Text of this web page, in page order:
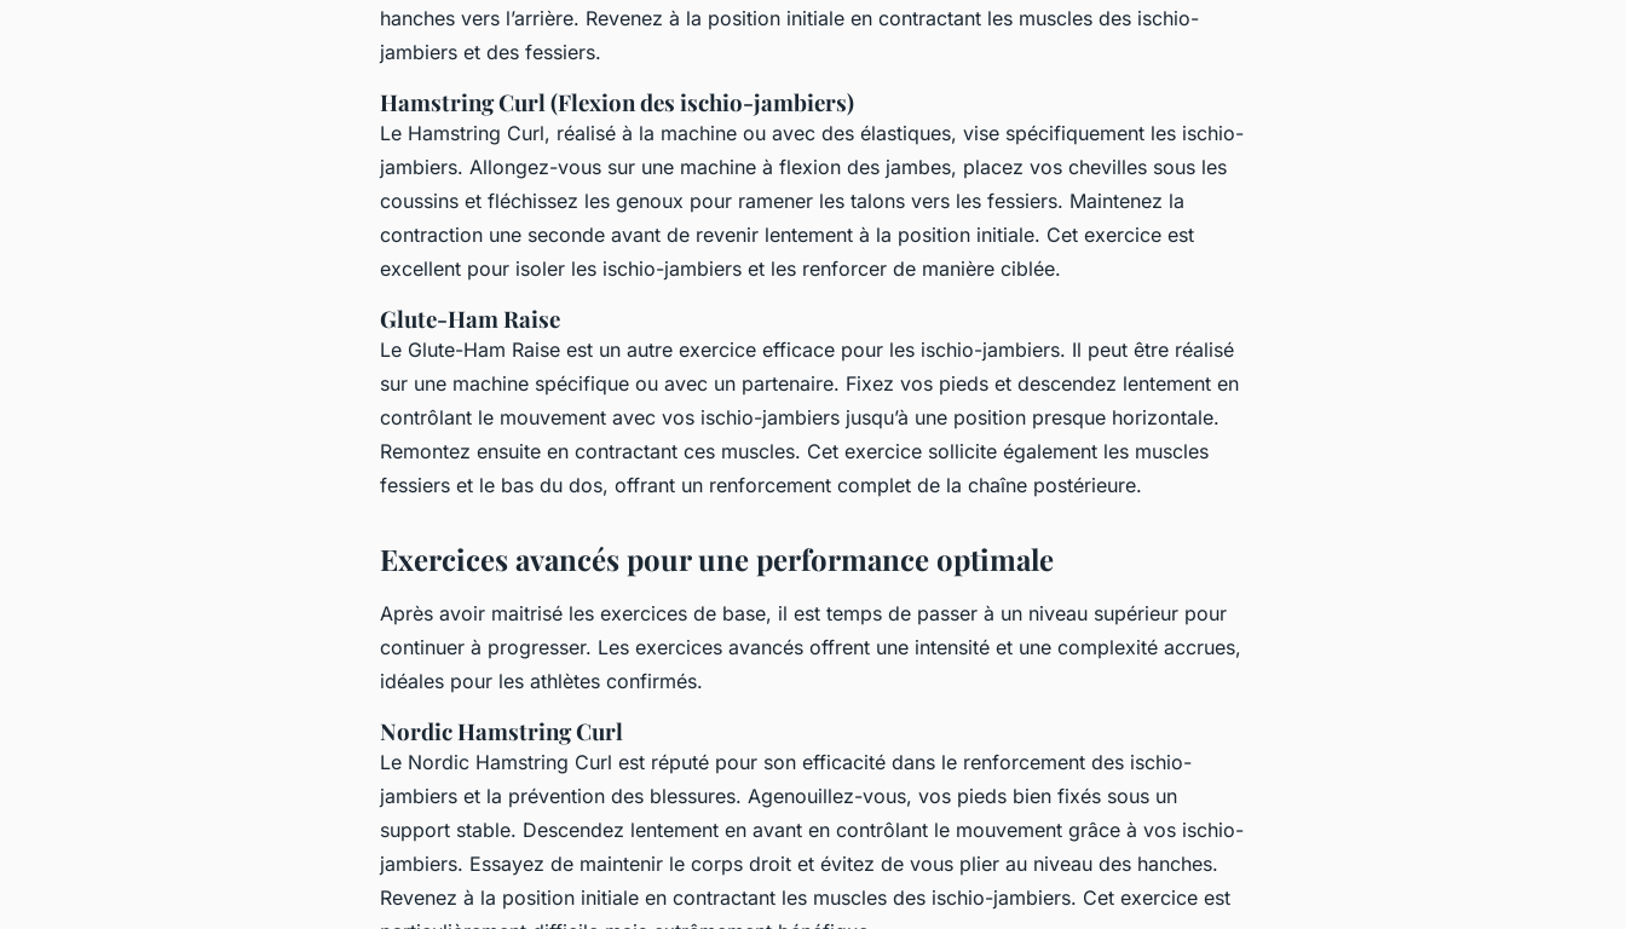
hanches vers l’arrière. Revenez à la position initiale en contractant les muscles des ischio-
jambiers et des fessiers.
Hamstring Curl (Flexion des ischio-jambiers)
Le Hamstring Curl, réalisé à la machine ou avec des élastiques, vise spécifiquement les ischio-
jambiers. Allongez-vous sur une machine à flexion des jambes, placez vos chevilles sous les
coussins et fléchissez les genoux pour ramener les talons vers les fessiers. Maintenez la
contraction une seconde avant de revenir lentement à la position initiale. Cet exercice est
excellent pour isoler les ischio-jambiers et les renforcer de manière ciblée.
Glute-Ham Raise
Le Glute-Ham Raise est un autre exercice efficace pour les ischio-jambiers. Il peut être réalisé
sur une machine spécifique ou avec un partenaire. Fixez vos pieds et descendez lentement en
contrôlant le mouvement avec vos ischio-jambiers jusqu’à une position presque horizontale.
Remontez ensuite en contractant ces muscles. Cet exercice sollicite également les muscles
fessiers et le bas du dos, offrant un renforcement complet de la chaîne postérieure.
Exercices avancés pour une performance optimale
Après avoir maitrisé les exercices de base, il est temps de passer à un niveau supérieur pour
continuer à progresser. Les exercices avancés offrent une intensité et une complexité accrues,
idéales pour les athlètes confirmés.
Nordic Hamstring Curl
Le Nordic Hamstring Curl est réputé pour son efficacité dans le renforcement des ischio-
jambiers et la prévention des blessures. Agenouillez-vous, vos pieds bien fixés sous un
support stable. Descendez lentement en avant en contrôlant le mouvement grâce à vos ischio-
jambiers. Essayez de maintenir le corps droit et évitez de vous plier au niveau des hanches.
Revenez à la position initiale en contractant les muscles des ischio-jambiers. Cet exercice est